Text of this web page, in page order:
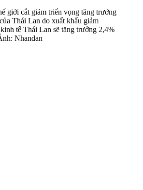
tế Thái Lan sẽ tăng trưởng 2,4%
Nhandan